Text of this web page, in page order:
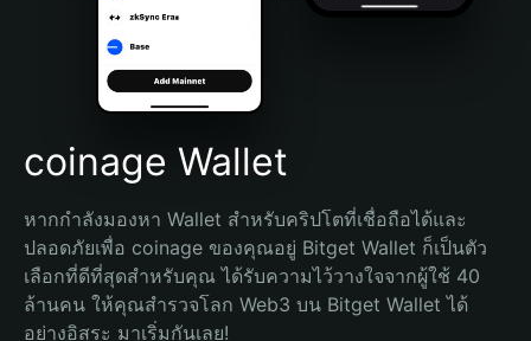
Português (Brasil)
Español (Argentina)
coinage Wallet
หากกำลังมองหา Wallet สำหรับคริปโตที่เชื่อถือได้และ
ปลอดภัยเพื่อ coinage ของคุณอยู่ Bitget Wallet ก็เป็นตัว
เลือกที่ดีที่สุดสำหรับคุณ ได้รับความไว้วางใจจากผู้ใช้ 40
ล้านคน ให้คุณสำรวจโลก Web3 บน Bitget Wallet ได้
อย่างอิสระ มาเริ่มกันเลย!